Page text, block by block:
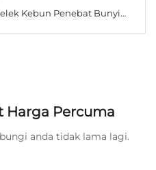
Kebun Penebat Bunyi
Api
Harga Percuma
anda tidak lama lagi.